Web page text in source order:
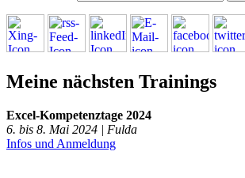
Meine nächsten Trainings
Excel-Kompetenztage 2024
6. bis 8. Mai 2024 | Fulda
Infos und Anmeldung